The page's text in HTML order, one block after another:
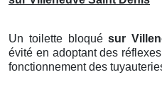
Un toilette bloquésur
évité en adoptant des
fonctionnement des